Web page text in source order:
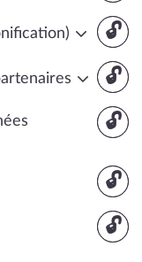
🔓
🔓
🔓
🔓
🔓